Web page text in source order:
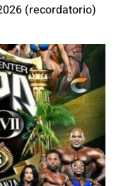
(recordatorio)